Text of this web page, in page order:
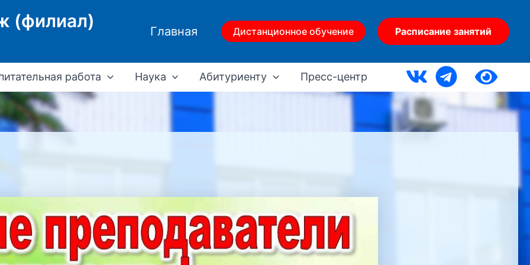
(филиал)
Главная Дистанционное обучение Расписание занятий
работа Наука Абитуриенту Пресс-центр